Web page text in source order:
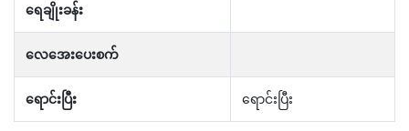
ရေချိုးခန်း
လေအေးပေးစက်
ရောင်းပြီး ရောင်းပြီး